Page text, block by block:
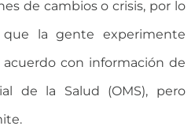
de cambios o crisis, por lo
la gente experimente
con información de
de la Salud (OMS), pero